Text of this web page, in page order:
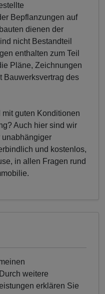
Bepflanzungen auf
dienen der
nicht Bestandteil
enthalten zum Teil
Pläne, Zeichnungen
Bauwerksvertrag des
guten Konditionen
Auch hier sind wir
unabhängiger
und kostenlos,
in allen Fragen rund
weitere
erklären Sie